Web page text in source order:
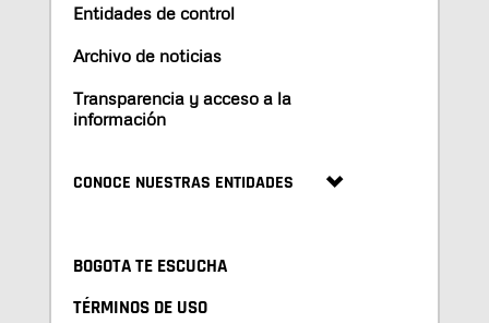
Entidades de control
Archivo de noticias
Transparencia y acceso a la
información
CONOCE NUESTRAS ENTIDADES
BOGOTA TE ESCUCHA
TÉRMINOS DE USO